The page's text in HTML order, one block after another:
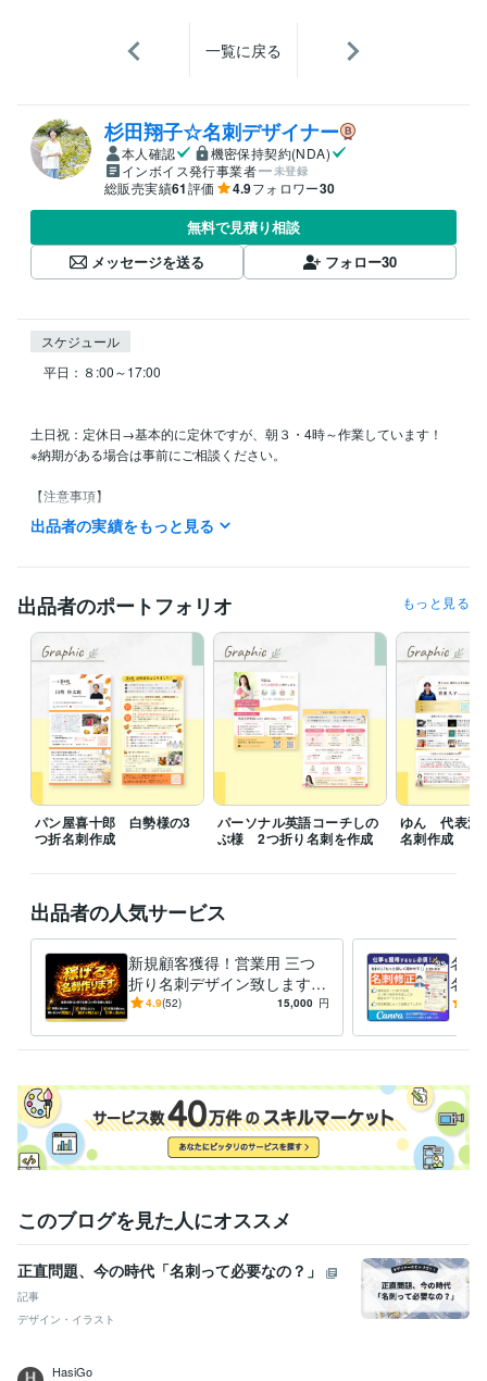
一覧に戻る
杉田翔子☆名刺デザイナー
本人確認
機密保持契約(NDA)
インボイス発行事業者
未登録
総販売実績61評価 4.9フォロワー30
無料で見積り相談
メッセージを送る
フォロー30
スケジュール
平日：８:00～17:00
土日祝：定休日→基本的に定休ですが、朝３・4時～作業しています！
※納期がある場合は事前にご相談ください。
【注意事項】
夜更かしが苦手で、予定がなければ基本娘とともに21時に就寝します…
笑
デザイナー / グラフィックデザイナー
デザイナー / Webデザイナー 経験年数 : 2年
ライフスタイル・その他 / 保育士・ベビーシッター 経験年数 : 4年
受賞歴
ココナラサービス出品 ココナラサービス初売り上げ達成
ココナラサ
ービス2件目受注 ココナラサービス3件目受注 ココナラ　レギュラー
ランク昇格
幼稚園教諭免許 取得年 : 2012年
保育士 取得年 : 2012年
ビジネス・クリエイティブツール
STUDIO:1年Canva:3年 Figma:1年
得意分野
デザイン制作 名刺デザイン チラシ・パンフレット等グラフィック製
爽やか ビジネス
食品
スイーツ
名刺 営業
ど） ホームページデザイン
ホームページ サムネイル
SNS画像
美容業界
出品者の実績をもっと見る
出品者のポートフォリオ もっと見る
パン屋喜十郎 白勢様の3
つ折名刺作成
パーソナル英語コーチしの
ぶ様 2つ折り名刺を作成
ゆん 代表渡
名刺作成
出品者の人気サービス
新規顧客獲得！営業用 三つ
折り名刺デザイン致します 3
倍の情報量だから印象残り、
対応！
4.9(52) 15,000 円
名刺
名刺
のサ
このブログを見た人にオススメ
正直問題、今の時代「名刺って必要なの？」
記事
デザイン・イラスト
HasiGo